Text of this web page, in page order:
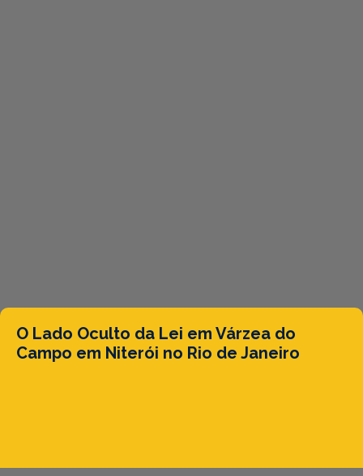
O Lado Oculto da Lei em Várzea do
Campo em Niterói no Rio de Janeiro